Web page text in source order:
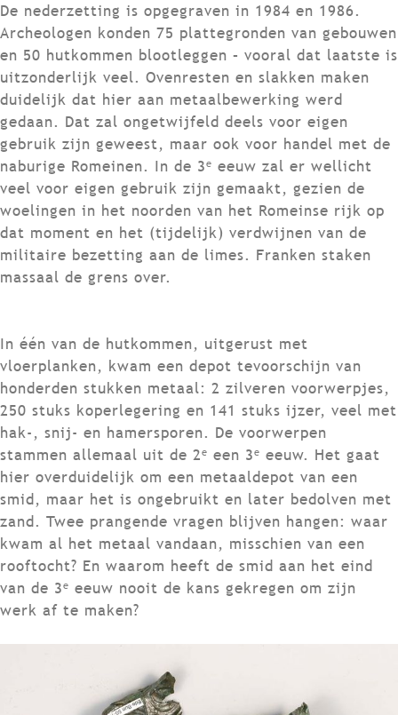
De nederzetting is opgegraven in 1984 en 1986.
Archeologen konden 75 plattegronden van gebouwen
en 50 hutkommen blootleggen – vooral dat laatste is
uitzonderlijk veel. Ovenresten en slakken maken
duidelijk dat hier aan metaalbewerking werd
gedaan. Dat zal ongetwijfeld deels voor eigen
gebruik zijn geweest, maar ook voor handel met de
naburige Romeinen. In de 3e eeuw zal er wellicht
veel voor eigen gebruik zijn gemaakt, gezien de
woelingen in het noorden van het Romeinse rijk op
dat moment en het (tijdelijk) verdwijnen van de
militaire bezetting aan de limes. Franken staken
massaal de grens over.
In één van de hutkommen, uitgerust met
vloerplanken, kwam een depot tevoorschijn van
honderden stukken metaal: 2 zilveren voorwerpjes,
250 stuks koperlegering en 141 stuks ijzer, veel met
hak-, snij- en hamersporen. De voorwerpen
stammen allemaal uit de 2e een 3e eeuw. Het gaat
hier overduidelijk om een metaaldepot van een
smid, maar het is ongebruikt en later bedolven met
zand. Twee prangende vragen blijven hangen: waar
kwam al het metaal vandaan, misschien van een
rooftocht? En waarom heeft de smid aan het eind
van de 3e eeuw nooit de kans gekregen om zijn
werk af te maken?